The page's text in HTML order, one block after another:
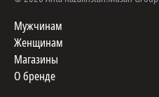
Мужчинам
Женщинам
Магазины
О бренде